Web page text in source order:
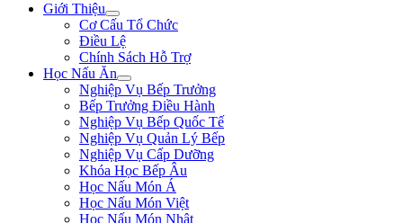
Giới Thiệu
Cơ Cấu Tổ Chức
Điều Lệ
Chính Sách Hỗ Trợ
Học Nấu Ăn
Nghiệp Vụ Bếp Trưởng
Bếp Trưởng Điều Hành
Nghiệp Vụ Bếp Quốc Tế
Nghiệp Vụ Quản Lý Bếp
Nghiệp Vụ Cấp Dưỡng
Khóa Học Bếp Âu
Học Nấu Món Á
Học Nấu Món Việt
Học Nấu Món Nhật